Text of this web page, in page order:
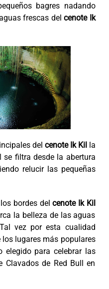
bagres nadando
frescas del cenote Ik
del cenote Ik Killa
se filtra desde la abertura
relucir las pequeñas
bordes delcenote Ik Kil
la belleza de las aguas
vez por esta cualidad
los lugares más populares
elegido para celebrar las
Clavados de Red Bull en